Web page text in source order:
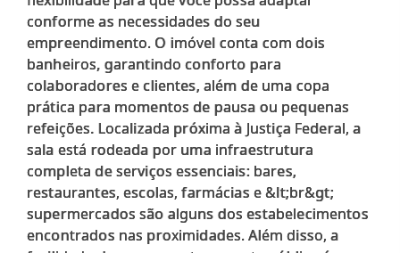
conforme as necessidades do seu
empreendimento. O imóvel conta com dois
banheiros, garantindo conforto para
colaboradores e clientes, além de uma copa
prática para momentos de pausa ou pequenas
refeições. Localizada próxima à Justiça Federal, a
sala está rodeada por uma infraestrutura
completa de serviços essenciais: bares,
restaurantes, escolas, farmácias e &lt;br&gt;
supermercados são alguns dos estabelecimentos
encontrados nas proximidades. Além disso, a